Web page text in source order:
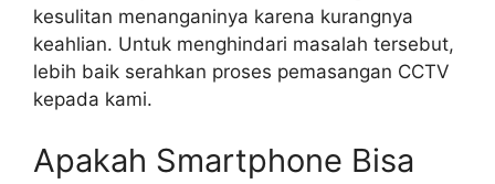
kesulitan menanganinya karena kurangnya
keahlian. Untuk menghindari masalah tersebut,
lebih baik serahkan proses pemasangan CCTV
kepada kami.
Apakah Smartphone Bisa